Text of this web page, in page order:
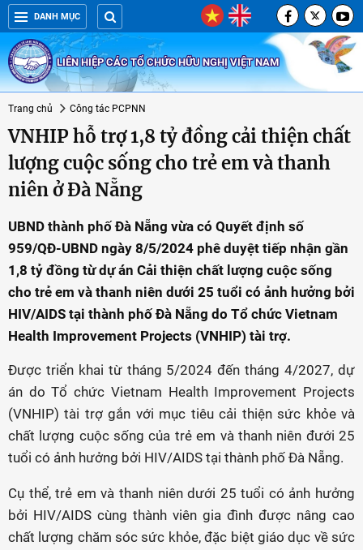
DANH MỤC
LIÊN HIỆP CÁC TỔ CHỨC HỮU NGHỊ VIỆT NAM
Trang chủ Công tác PCPNN
VNHIP hỗ trợ 1,8 tỷ đồng cải thiện chất
lượng cuộc sống cho trẻ em và thanh
niên ở Đà Nẵng
UBND thành phố Đà Nẵng vừa có Quyết định số
959/QĐ-UBND ngày 8/5/2024 phê duyệt tiếp nhận gần
1,8 tỷ đồng từ dự án Cải thiện chất lượng cuộc sống
cho trẻ em và thanh niên dưới 25 tuổi có ảnh hưởng bởi
HIV/AIDS tại thành phố Đà Nẵng do Tổ chức Vietnam
Health Improvement Projects (VNHIP) tài trợ.
Được triển khai từ tháng 5/2024 đến tháng 4/2027, dự
án do Tổ chức Vietnam Health Improvement Projects
(VNHIP) tài trợ gắn với mục tiêu cải thiện sức khỏe và
chất lượng cuộc sống của trẻ em và thanh niên đưới 25
tuổi có ảnh hưởng bởi HIV/AIDS tại thành phố Đà Nẵng.
Cụ thể, trẻ em và thanh niên dưới 25 tuổi có ảnh hưởng
bởi HIV/AIDS cùng thành viên gia đình được nâng cao
chất lượng chăm sóc sức khỏe, đặc biệt giáo dục về sức